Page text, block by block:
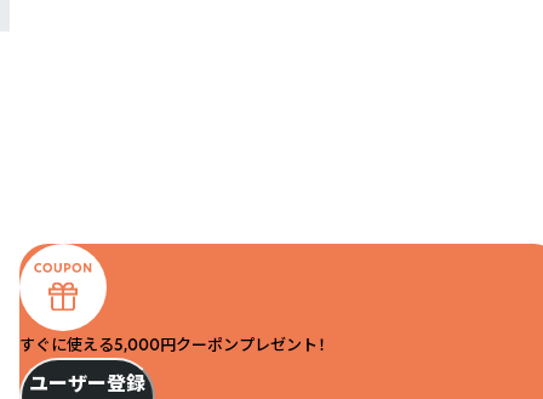
すぐに使える5,000円クーポンプレゼント！
ユーザー登録